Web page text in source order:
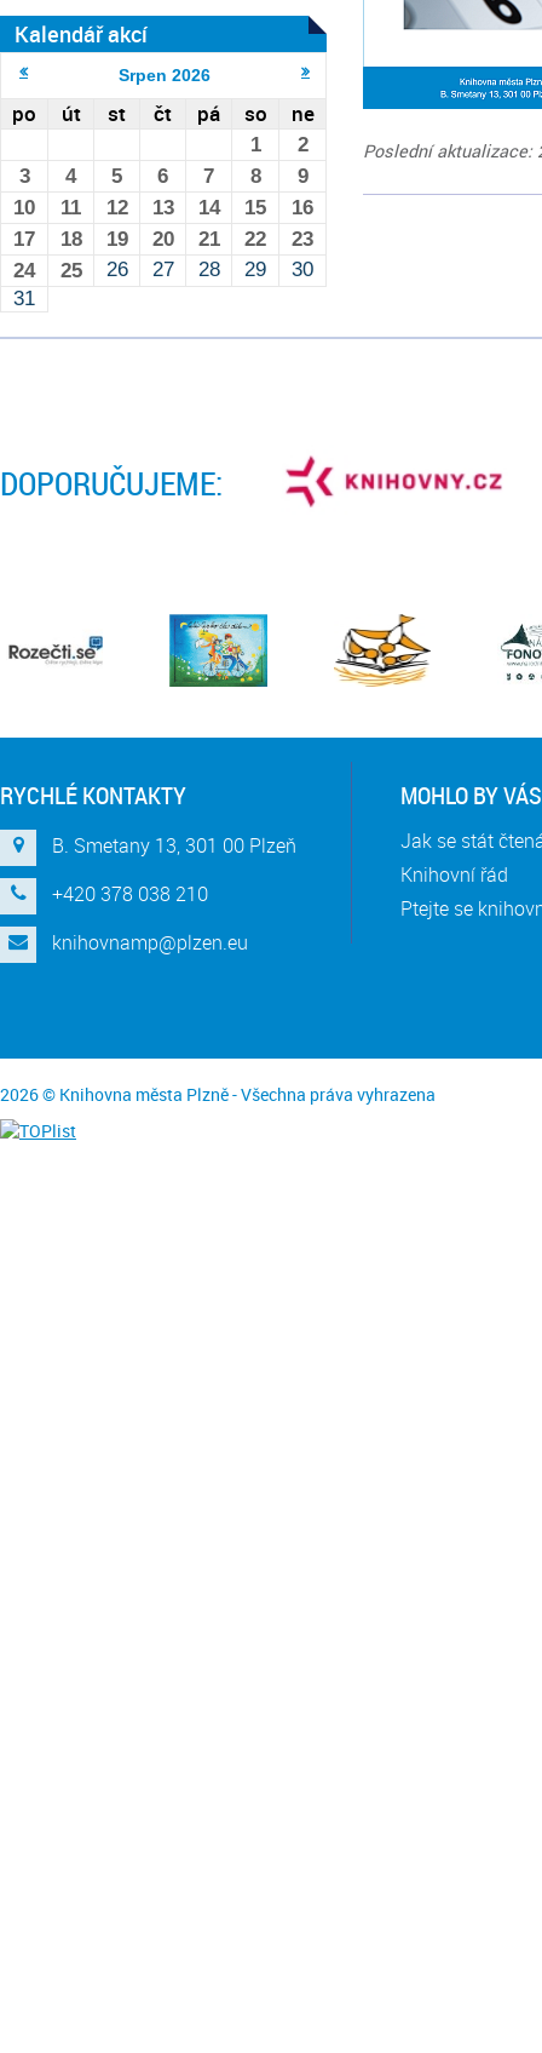
Poslední aktualizace:
Kalendář akcí
Srpen 2026
po út st čt pá so ne
1
2
3
4 5 6 7 8
9
10
11 12 13 14 15
16
17
18 19 20 21 22
23
24
25 26 27 28 29
30
31
DOPORUČUJEME:
RYCHLÉ KONTAKTY
B. Smetany 13, 301 00 Plzeň
+420 378 038 210
knihovnamp@plzen.eu
MOHLO BY
Jak se stát
Knihovní řád
Ptejte se
2026 © Knihovna města Plzně - Všechna práva vyhrazena